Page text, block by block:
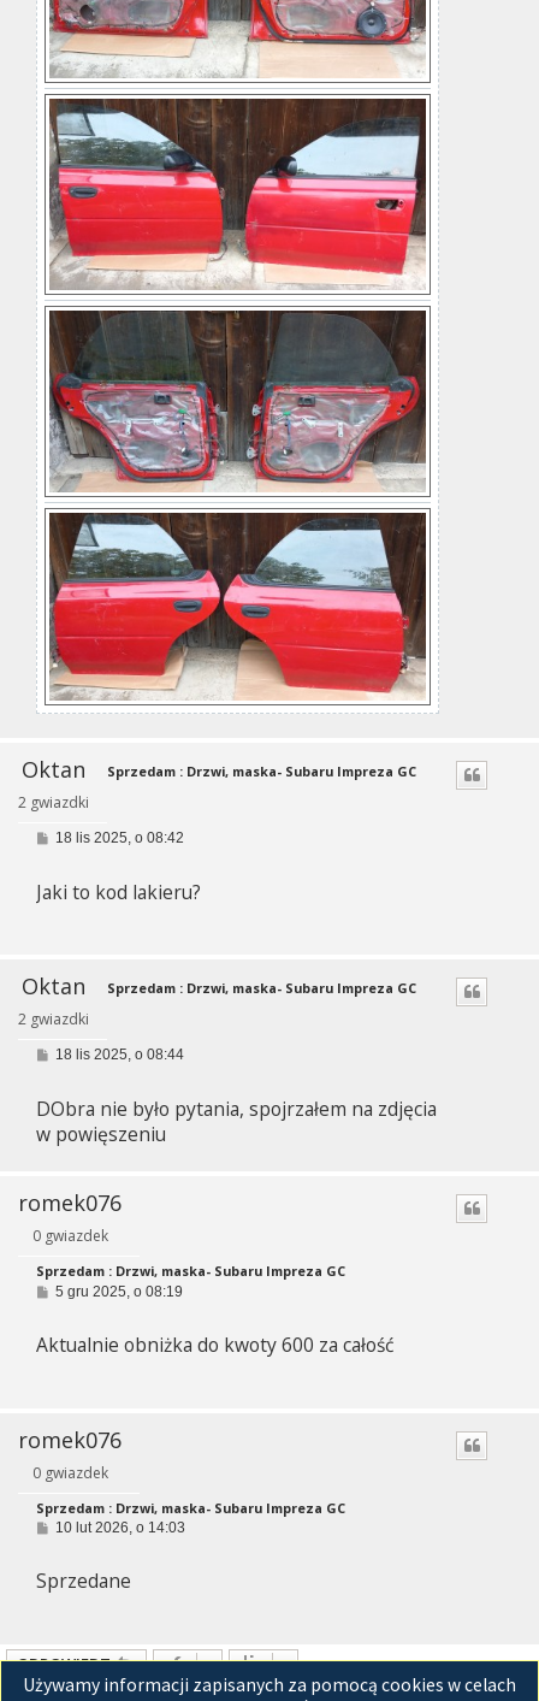
Oktan
2 gwiazdki
Sprzedam : Drzwi, maska- Subaru Impreza GC
P
t
18 lis 2025, o 08:42
Jaki to kod lakieru?
Oktan
2 gwiazdki
Sprzedam : Drzwi, maska- Subaru Impreza GC
P
t
18 lis 2025, o 08:44
DObra nie było pytania, spojrzałem na zdjęcia
w powięszeniu
romek076
0 gwiazdek
Sprzedam : Drzwi, maska- Subaru Impreza GC
P
t
5 gru 2025, o 08:19
Aktualnie obniżka do kwoty 600 za całość
romek076
0 gwiazdek
Sprzedam : Drzwi, maska- Subaru Impreza GC
P
t
10 lut 2026, o 14:03
Sprzedane
ODPOWIEDZ
Posty: 5 • Strona 1z1
Używamy informacji zapisanych za pomocą cookies w celach